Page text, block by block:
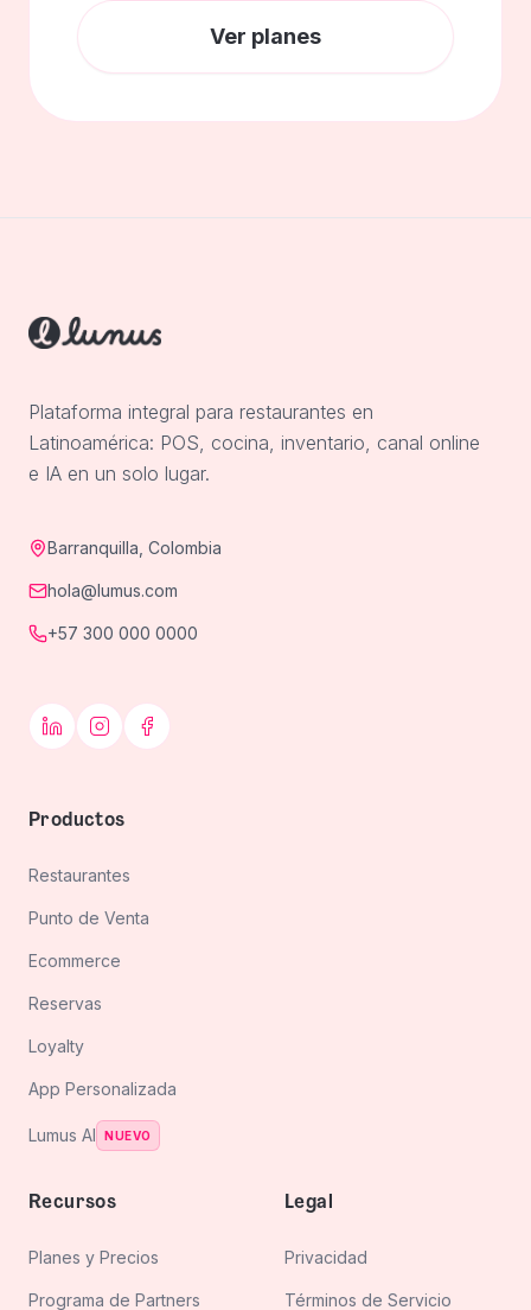
Ver planes
Plataforma integral para restaurantes en
Latinoamérica: POS, cocina, inventario, canal online
e IA en un solo lugar.
Barranquilla, Colombia
hola@lumus.com
+57 300 000 0000
Productos
Restaurantes
Punto de Venta
Punto de
Ecommerce
Reservas
Loyalty
App Personalizada
App
Lumus AI
AI
NUEVO
Recursos
Planes y Precios
Planes y
Programa de Partners
Legal
Privacidad
Términos de Servicio